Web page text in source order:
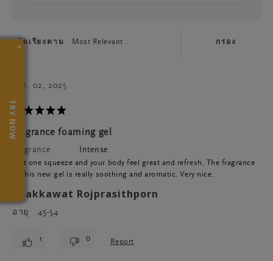
จัดเรียงตาม Most Relevant กรอง
ธ.ค. 02, 2025
Fragrance foaming gel
Fragrance Intense
Just one squeeze and your body feel great and refresh. The fragrance
of this new gel is really soothing and aromatic. Very nice.
Phakkawat Rojprasithporn
อายุ 45-54
1 0 Report
×
TRY NOW